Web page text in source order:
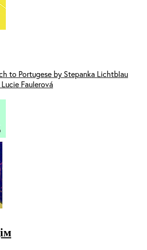
to Portugese by Stepanka Lichtblau
Faulerová